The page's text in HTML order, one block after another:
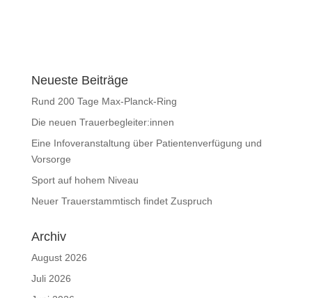
Neueste Beiträge
Rund 200 Tage Max-Planck-Ring
Die neuen Trauerbegleiter:innen
Eine Infoveranstaltung über Patientenverfügung und
Vorsorge
Sport auf hohem Niveau
Neuer Trauerstammtisch findet Zuspruch
Archiv
August 2026
Juli 2026